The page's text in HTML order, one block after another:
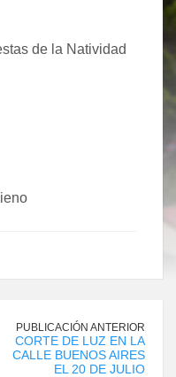
de la Natividad
PUBLICACIÓN ANTERIOR
CORTE DE LUZ EN LA
CALLE BUENOS AIRES
EL 20 DE JULIO